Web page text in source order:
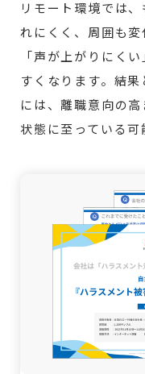
リモート環境では
れにくく、周囲も
「声が上がりにく
すくなります。結
には、離職意向の
状態に至っている可